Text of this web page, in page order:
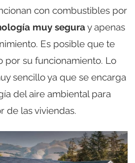
con combustibles por
muy seguray apenas
Es posible que te
por su funcionamiento. Lo
sencillo ya que se encarga
del aire ambiental para
de las viviendas.